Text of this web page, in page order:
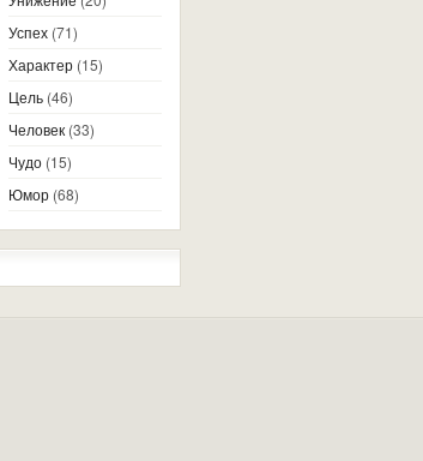
Успех (71)
Характер (15)
Цель (46)
Человек (33)
Чудо (15)
Юмор (68)